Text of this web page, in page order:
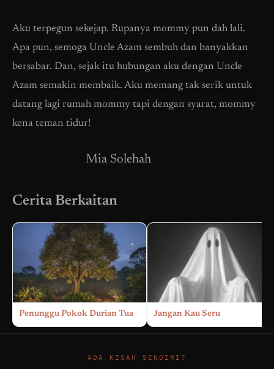
Aku terpegun sekejap. Rupanya mommy pun dah lali.
Apa pun, semoga Uncle Azam sembuh dan banyakkan
bersabar. Dan, sejak itu hubungan aku dengan Uncle
Azam semakin membaik. Aku memang tak serik untuk
datang lagi rumah mommy tapi dengan syarat, mommy
kena teman tidur!
Mia Solehah
Cerita Berkaitan
Penunggu Pokok Durian Tua Jangan Kau Seru
ADA KISAH SENDIRI?